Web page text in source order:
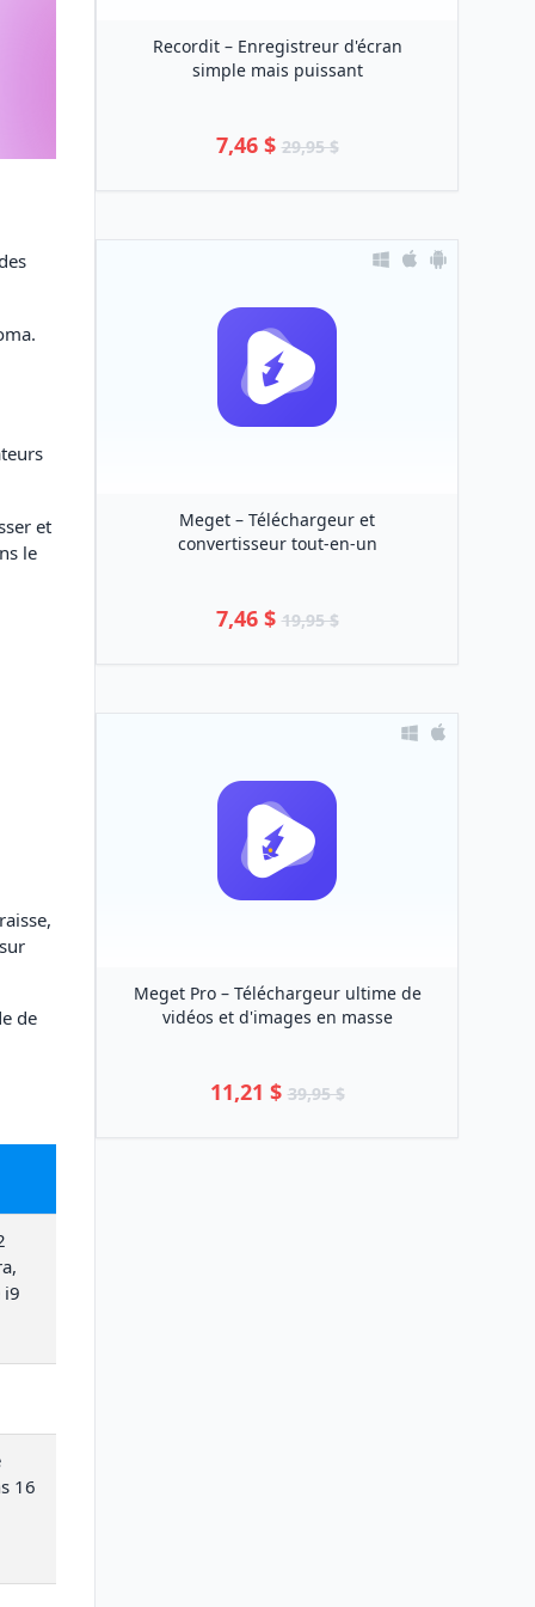
et
le
de
i9
16
Recordit – Enregistreur d'écran
simple mais puissant
7,46 $ 29,95 $
Meget – Téléchargeur et
convertisseur tout-en-un
7,46 $ 19,95 $
Meget Pro – Téléchargeur ultime de
vidéos et d'images en masse
11,21 $ 39,95 $